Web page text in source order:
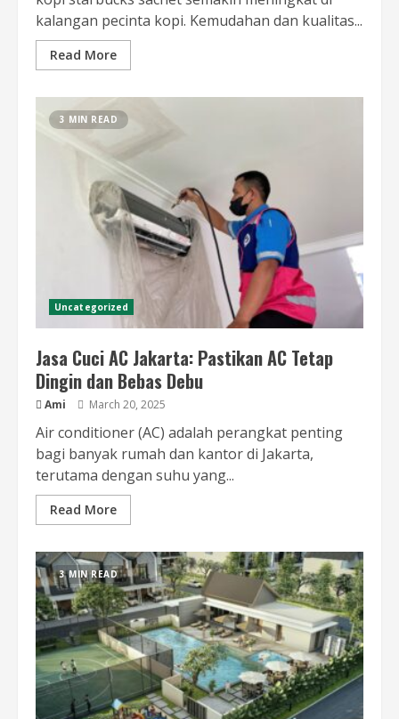
kalangan pecinta kopi. Kemudahan dan kualitas...
Read More
3 MIN READ
Uncategorized
Jasa Cuci AC Jakarta: Pastikan AC Tetap
Dingin dan Bebas Debu
Ami March 20, 2025
Air conditioner (AC) adalah perangkat penting
bagi banyak rumah dan kantor di Jakarta,
terutama dengan suhu yang...
Read More
3 MIN READ